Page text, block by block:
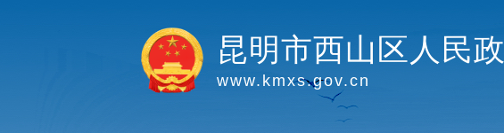
昆明市西山区人民
www.kmxs.gov.cn